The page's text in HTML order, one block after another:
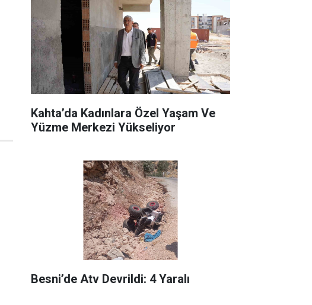
Kahta’da Kadınlara Özel Yaşam Ve
Yüzme Merkezi Yükseliyor
Besni’de Atv Devrildi: 4 Yaralı